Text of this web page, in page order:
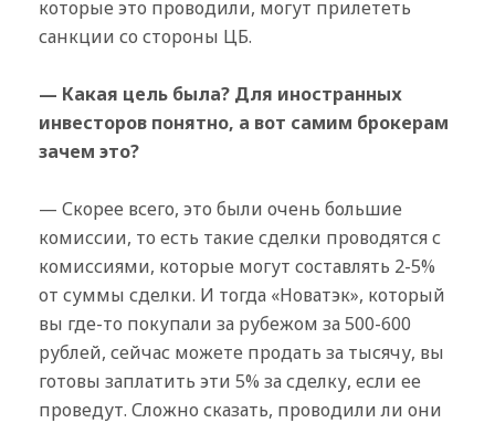
которые это проводили, могут прилететь
санкции со стороны ЦБ.
— Какая цель была? Для иностранных
инвесторов понятно, а вот самим брокерам
зачем это?
— Скорее всего, это были очень большие
комиссии, то есть такие сделки проводятся с
комиссиями, которые могут составлять 2-5%
от суммы сделки. И тогда «Новатэк», который
вы где-то покупали за рубежом за 500-600
рублей, сейчас можете продать за тысячу, вы
готовы заплатить эти 5% за сделку, если ее
проведут. Сложно сказать, проводили ли они